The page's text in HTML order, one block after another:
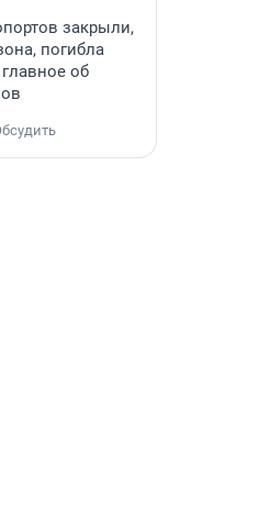
закрыли,
погибла
об